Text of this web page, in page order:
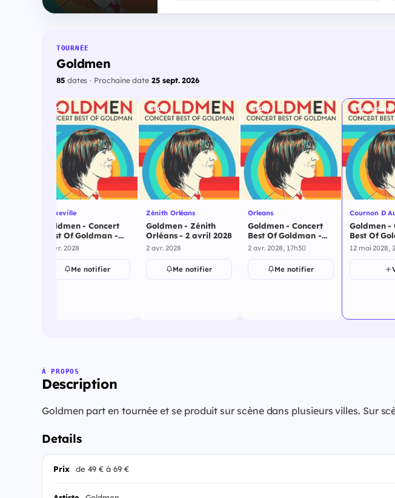
TOURNÉE
Goldmen
85dates · Prochaine date25 sept. 2026
601j
Maxeville
Goldmen - Concert
Best Of Goldman -
Maxeville - 1 avril
1 avr. 2028
Me notifier
602j
Zénith Orléans
Goldmen - Zénith
Orléans - 2 avril 2028
2 avr. 2028
Me notifier
602j
Orleans
Goldmen - Concert
Best Of Goldman -
Orleans - 2 avril 2028
2 avr. 2028, 17h30
Me notifier
Cette date
Cournon D
Goldmen -
Best Of
Cournon D
- 12 mai
12 mai 2028,
À PROPOS
Description
Goldmen part en tournée et se produit sur scène dans plusieurs villes. Sur
Details
Prix de 49 € à 69 €